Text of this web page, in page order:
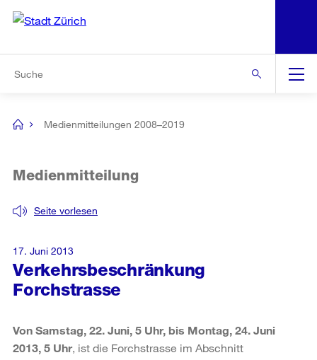
Navigation
[no
Medienmitteilungen 2008–2019
Verkehrsbeschränkung
Forchstrasse
Seite vorlesen
Medienmitteilung
17. Juni 2013
Von Samstag, 22. Juni, 5 Uhr, bis Montag, 24. Juni
2013, 5 Uhr, ist die Forchstrasse im Abschnitt